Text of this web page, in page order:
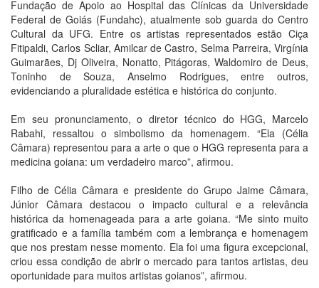
Fundação de Apoio ao Hospital das Clínicas da Universidade
Federal de Goiás (Fundahc), atualmente sob guarda do Centro
Cultural da UFG. Entre os artistas representados estão Ciça
Fitipaldi, Carlos Scliar, Amilcar de Castro, Selma Parreira, Virgínia
Guimarães, Dj Oliveira, Nonatto, Pitágoras, Waldomiro de Deus,
Toninho de Souza, Anselmo Rodrigues, entre outros,
evidenciando a pluralidade estética e histórica do conjunto.
Em seu pronunciamento, o diretor técnico do HGG, Marcelo
Rabahi, ressaltou o simbolismo da homenagem. “Ela (Célia
Câmara) representou para a arte o que o HGG representa para a
medicina goiana: um verdadeiro marco”, afirmou.
Filho de Célia Câmara e presidente do Grupo Jaime Câmara,
Júnior Câmara destacou o impacto cultural e a relevância
histórica da homenageada para a arte goiana. “Me sinto muito
gratificado e a família também com a lembrança e homenagem
que nos prestam nesse momento. Ela foi uma figura excepcional,
criou essa condição de abrir o mercado para tantos artistas, deu
oportunidade para muitos artistas goianos”, afirmou.